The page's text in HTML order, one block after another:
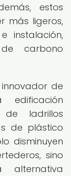
estos
más ligeros,
instalación,
carbono
de
ladrillos
de plástico
disminuyen
sino